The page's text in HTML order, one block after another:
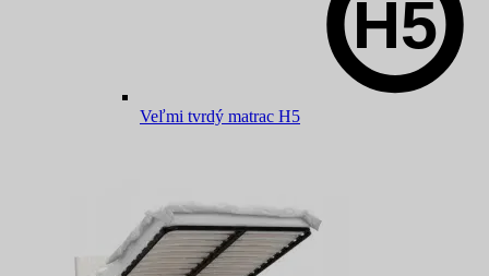
Veľmi tvrdý matrac H5